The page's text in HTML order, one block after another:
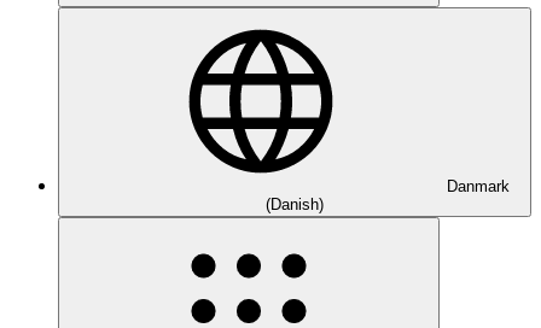
Danmark
(Danish)